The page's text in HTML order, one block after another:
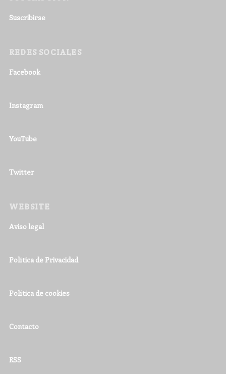
Suscribirse
REDES SOCIALES
Facebook
Instagram
YouTube
Twitter
WEBSITE
Aviso legal
Política de Privacidad
Política de cookies
Contacto
RSS